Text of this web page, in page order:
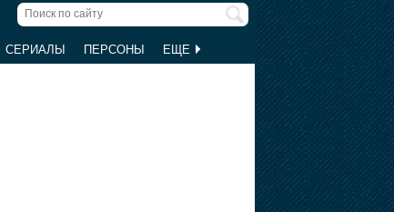
СЕРИАЛЫ ПЕРСОНЫ ЕЩЕ